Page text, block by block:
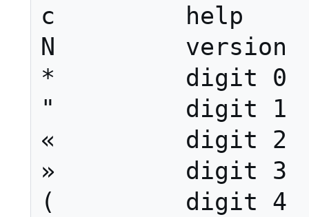
c         help
N         version
*         digit 0
"         digit 1
«         digit 2
»         digit 3
(         digit 4